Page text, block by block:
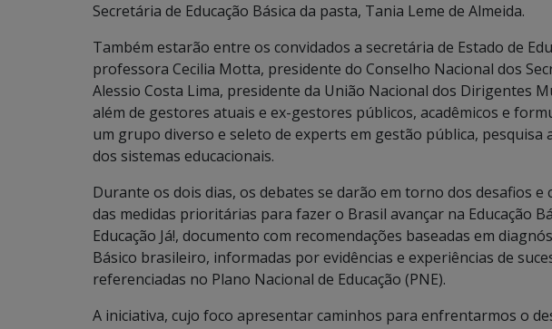
Secretária de Educação Básica da pasta, Tania Leme de Almeida.
Também estarão entre os convidados a secretária de Estado de
professora Cecilia Motta, presidente do Conselho Nacional dos
Alessio Costa Lima, presidente da União Nacional dos Dirigentes
além de gestores atuais e ex-gestores públicos, acadêmicos e
um grupo diverso e seleto de experts em gestão pública, pesquisa
dos sistemas educacionais.
Durante os dois dias, os debates se darão em torno dos desafios
das medidas prioritárias para fazer o Brasil avançar na Educação
Educação Já!, documento com recomendações baseadas em
Básico brasileiro, informadas por evidências e experiências de
referenciadas no Plano Nacional de Educação (PNE).
A iniciativa, cujo foco apresentar caminhos para enfrentarmos o